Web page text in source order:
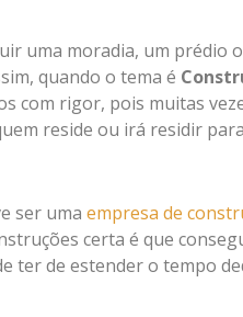
uma moradia, um prédio
quando o tema é
com rigor, pois muitas
reside ou irá residir
ser uma empresa de
certa é que
ter de estender o tempo